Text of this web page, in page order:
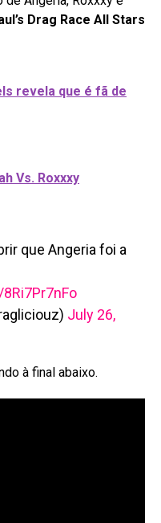
Drag Race All Stars
revela que é fã de
Vs. Roxxxy
que Angeria foi a
July 26,
à final abaixo.